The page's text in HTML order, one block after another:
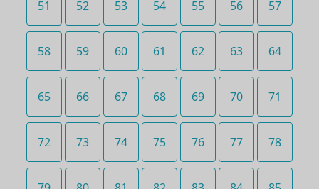
51 52 53 54 55 56 57
58 59 60 61 62 63 64
65 66 67 68 69 70 71
72 73 74 75 76 77 78